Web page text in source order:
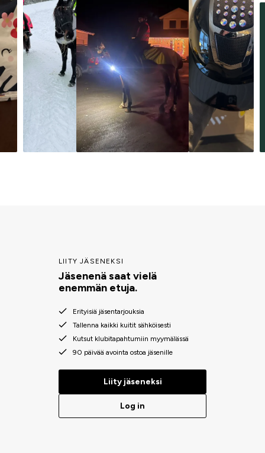
LIITY JÄSENEKSI
Jäsenenä saat vielä
enemmän etuja.
Erityisiä jäsentarjouksia
Tallenna kaikki kuitit sähköisesti
Kutsut klubitapahtumiin myymälässä
90 päivää avointa ostoa jäsenille
Liity jäseneksi
Log in